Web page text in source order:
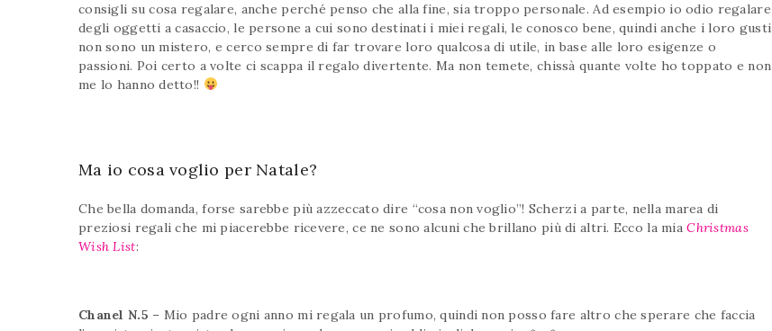
consigli su cosa regalare, anche perché penso che alla fine, sia troppo personale. Ad esempio io odio regalare
degli oggetti a casaccio, le persone a cui sono destinati i miei regali, le conosco bene, quindi anche i loro gusti
non sono un mistero, e cerco sempre di far trovare loro qualcosa di utile, in base alle loro esigenze o
passioni. Poi certo a volte ci scappa il regalo divertente. Ma non temete, chissà quante volte ho toppato e non
me lo hanno detto!!
Ma io cosa voglio per Natale?
Che bella domanda, forse sarebbe più azzeccato dire “cosa non voglio”! Scherzi a parte, nella marea di
preziosi regali che mi piacerebbe ricevere, ce ne sono alcuni che brillano più di altri. Ecco la miaChristmas
Wish List:
Chanel N.5 – Mio padre ogni anno mi regala un profumo, quindi non posso fare altro che sperare che faccia